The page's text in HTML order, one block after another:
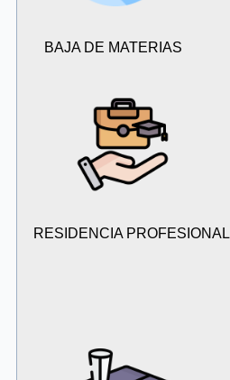
BAJA DE MATERIAS
RESIDENCIA PROFESIONAL